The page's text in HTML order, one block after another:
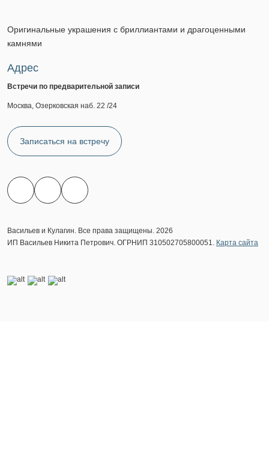
Оригинальные украшения с бриллиантами и драгоценными
камнями
Адрес
Встречи по предварительной записи
Москва, Озерковская наб. 22 /24
Записаться на встречу
Васильев и Кулагин. Все права защищены. 2026
ИП Васильев Никита Петрович. ОГРНИП 310502705800051. Карта сайта